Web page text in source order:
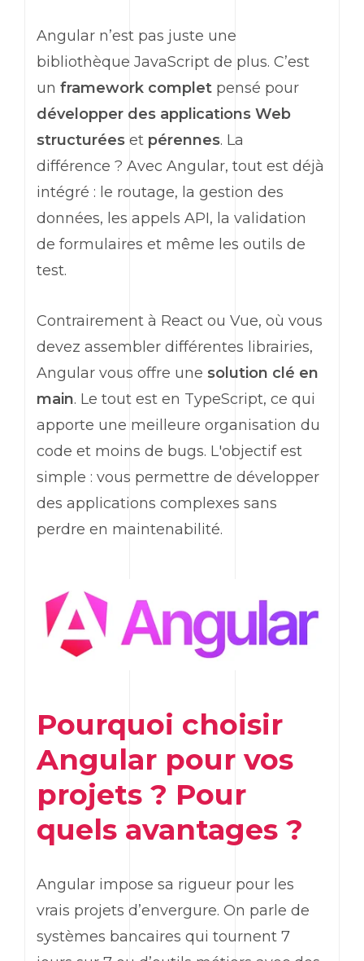
Angular n’est pas juste une
bibliothèque JavaScript de plus. C’est
un framework complet pensé pour
développer des applications Web
structurées et pérennes. La
différence ? Avec Angular, tout est déjà
intégré : le routage, la gestion des
données, les appels API, la validation
de formulaires et même les outils de
test.
Contrairement à React ou Vue, où vous
devez assembler différentes librairies,
Angular vous offre une solution clé en
main. Le tout est en TypeScript, ce qui
apporte une meilleure organisation du
code et moins de bugs. L'objectif est
simple : vous permettre de développer
des applications complexes sans
perdre en maintenabilité.
Pourquoi choisir
Angular pour vos
projets ? Pour
quels avantages ?
Angular impose sa rigueur pour les
vrais projets d’envergure. On parle de
systèmes bancaires qui tournent 7